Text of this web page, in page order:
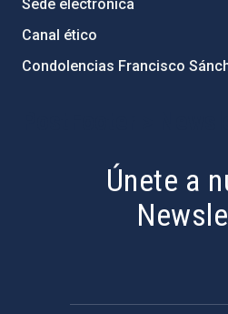
Sede electrónica
Canal ético
Condolencias Francisco
Únete a